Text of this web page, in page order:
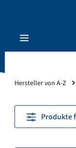
Zum Hauptinhalt
Hersteller von A-Z
Produkte